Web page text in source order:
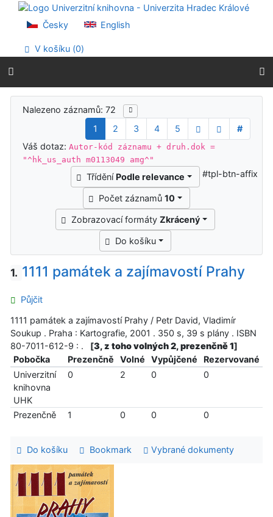
Přejít na obsah
Přejít na menu
Prohlášení o webové přístupnosti
Česky English
V košíku (0)
Výsledky vyhledávání
Nalezeno záznamů: 72
1
2 3 4 5
#
Váš dotaz:Autor-kód záznamu + druh.dok =
"^hk_us_auth m0113049 amg^"
Třídění Podle relevance
Počet záznamů 10
Zobrazovací formáty Zkrácený
Do košíku
#tpl-btn-affix
1. 1111 památek a zajímavostí Prahy
Půjčit
1111 památek a zajímavostí Prahy / Petr David, Vladimír
Soukup . Praha : Kartografie, 2001 . 350 s, 39 s plány . ISBN
80-7011-612-9 : .
[3, z toho volných 2, prezenčně 1]
Pobočka
Prezenčně Volné Vypůjčené
Rezervované
Univerzitní
knihovna
UHK
0 2 0 0
Prezenčně 1 0 0 0
Do košíku Bookmark Vybrané dokumenty